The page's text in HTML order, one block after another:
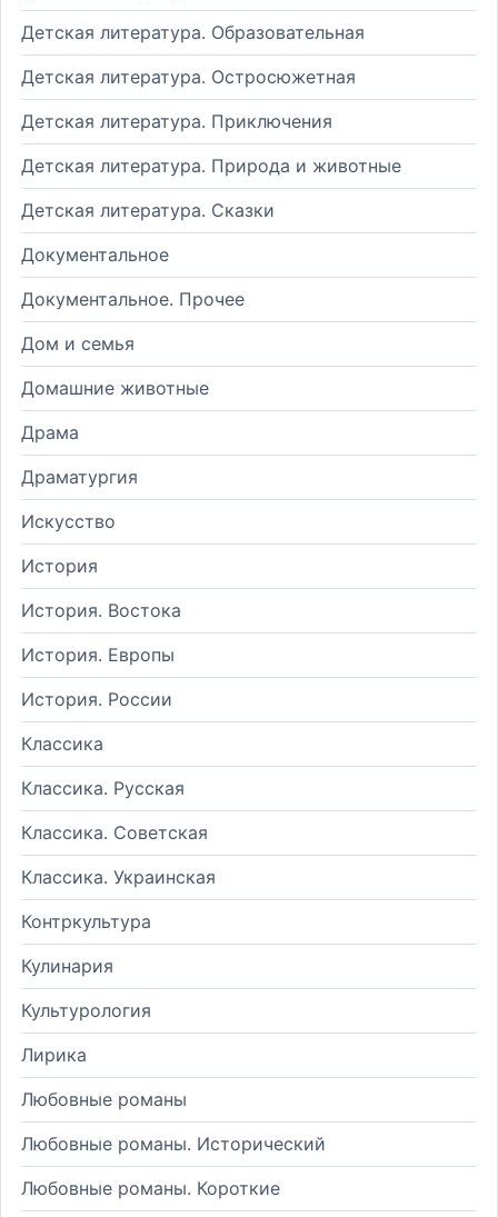
Детская литература. Образовательная
Детская литература. Остросюжетная
Детская литература. Приключения
Детская литература. Природа и животные
Детская литература. Сказки
Документальное
Документальное. Прочее
Дом и семья
Домашние животные
Драма
Драматургия
Искусство
История
История. Востока
История. Европы
История. России
Классика
Классика. Русская
Классика. Советская
Классика. Украинская
Контркультура
Кулинария
Культурология
Лирика
Любовные романы
Любовные романы. Исторический
Любовные романы. Короткие